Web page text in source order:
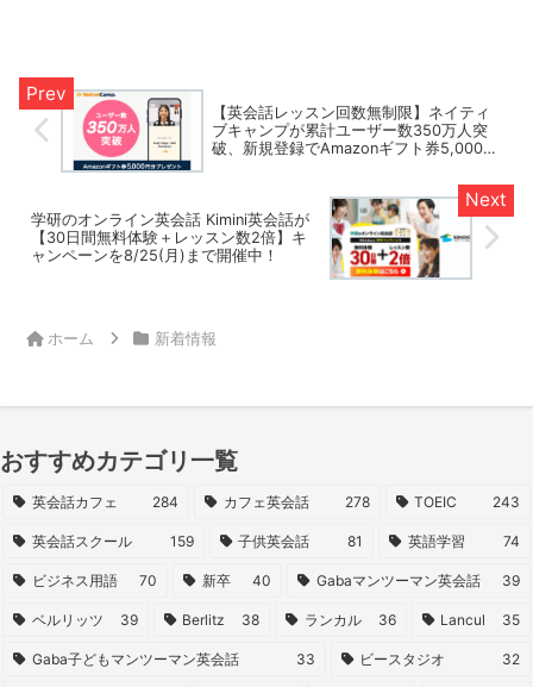
【英会話レッスン回数無制限】ネイティ
ブキャンプが累計ユーザー数350万人突
破、新規登録でAmazonギフト券5,000円
学研のオンライン英会話 Kimini英会話が
【30日間無料体験＋レッスン数2倍】キ
ャンペーンを8/25(月)まで開催中！
ホーム 新着情報
おすすめカテゴリ一覧
英会話カフェ 284 カフェ英会話 278 TOEIC 243
英会話スクール 159 子供英会話 81 英語学習 74
ビジネス用語 70 新卒 40 Gabaマンツーマン英会話 39
ベルリッツ 39 Berlitz 38 ランカル 36 Lancul 35
Gaba子どもマンツーマン英会話 33 ビースタジオ 32